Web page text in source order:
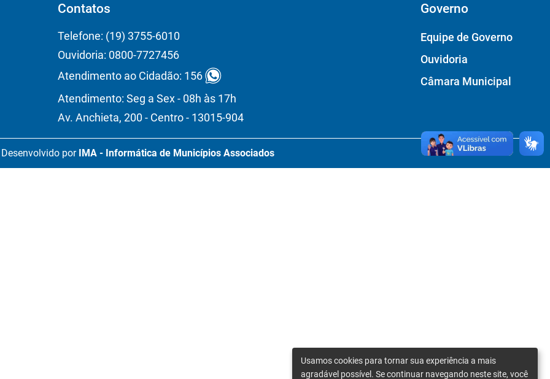
Contatos
Telefone: (19) 3755-6010
Ouvidoria: 0800-7727456
Atendimento ao Cidadão: 156
Atendimento: Seg a Sex - 08h às 17h
Av. Anchieta, 200 - Centro - 13015-904
Governo
Equipe de Governo
Ouvidoria
Câmara Municipal
Desenvolvido por IMA - Informática de Municípios Associados
Usamos cookies para tornar sua experiência a mais
agradável possível. Se continuar navegando neste site, você